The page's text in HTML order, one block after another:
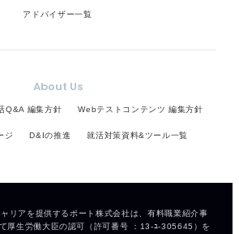
アドバイザー一覧
About Us
Q&A 編集方針 Webテストコンテンツ 編集方針
ジ D&Iの推進 就活対策資料&ツール一覧